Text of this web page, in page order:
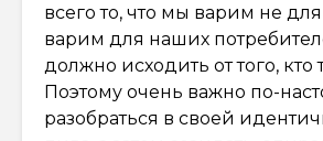
всего то, что мы варим не
варим для наших
должно исходить от того, кто
Поэтому очень важно по-
разобраться в своей